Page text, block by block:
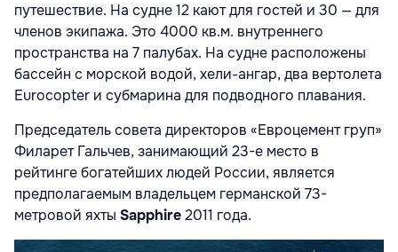
путешествие. На судне 12 кают для гостей и 30 — для
членов экипажа. Это 4000 кв.м. внутреннего
пространства на 7 палубах. На судне расположены
бассейн с морской водой, хели-ангар, два вертолета
Eurocopter и субмарина для подводного плавания.
Председатель совета директоров «Евроцемент груп»
Филарет Гальчев, занимающий 23-е место в
рейтинге богатейших людей России, является
предполагаемым владельцем германской 73-
метровой яхты Sapphire2011 года.